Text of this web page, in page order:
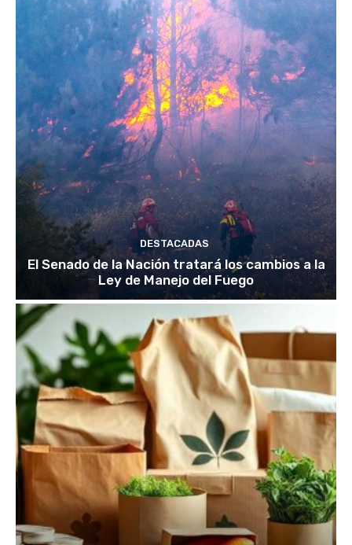
DESTACADAS
El Senado de la Nación tratará los cambios a la
Ley de Manejo del Fuego